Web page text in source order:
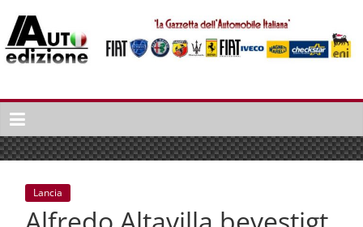
naar
inhoud
Auto
Edizione
La
Gazetta
dell'Automobile
ItalianaLancia